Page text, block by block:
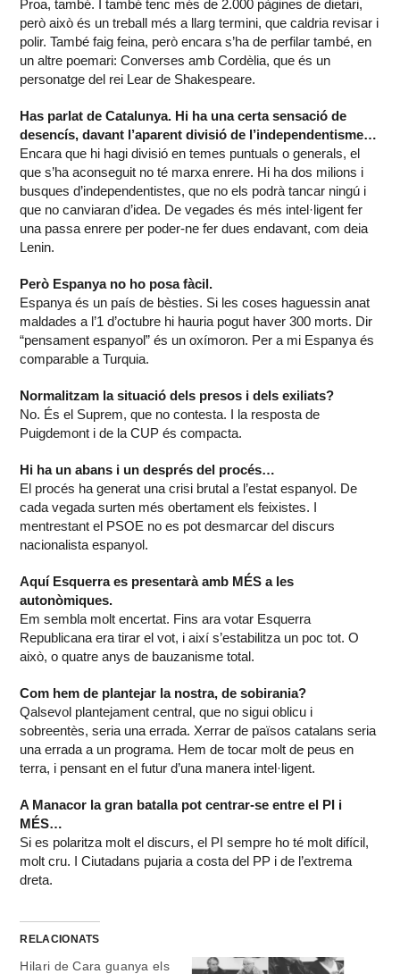
Proa, també. I també tenc més de 2.000 pàgines de dietari,
però això és un treball més a llarg termini, que caldria revisar i
polir. També faig feina, però encara s’ha de perfilar també, en
un altre poemari: Converses amb Cordèlia, que és un
personatge del rei Lear de Shakespeare.
Has parlat de Catalunya. Hi ha una certa sensació de
desencís, davant l’aparent divisió de l’independentisme…
Encara que hi hagi divisió en temes puntuals o generals, el
que s’ha aconseguit no té marxa enrere. Hi ha dos milions i
busques d’independentistes, que no els podrà tancar ningú i
que no canviaran d’idea. De vegades és més intel·ligent fer
una passa enrere per poder-ne fer dues endavant, com deia
Lenin.
Però Espanya no ho posa fàcil.
Espanya és un país de bèsties. Si les coses haguessin anat
maldades a l’1 d’octubre hi hauria pogut haver 300 morts. Dir
“pensament espanyol” és un oxímoron. Per a mi Espanya és
comparable a Turquia.
Normalitzam la situació dels presos i dels exiliats?
No. És el Suprem, que no contesta. I la resposta de
Puigdemont i de la CUP és compacta.
Hi ha un abans i un després del procés…
El procés ha generat una crisi brutal a l’estat espanyol. De
cada vegada surten més obertament els feixistes. I
mentrestant el PSOE no es pot desmarcar del discurs
nacionalista espanyol.
Aquí Esquerra es presentarà amb MÉS a les
autonòmiques.
Em sembla molt encertat. Fins ara votar Esquerra
Republicana era tirar el vot, i així s’estabilitza un poc tot. O
això, o quatre anys de bauzanisme total.
Com hem de plantejar la nostra, de sobirania?
Qalsevol plantejament central, que no sigui oblicu i
sobreentès, seria una errada. Xerrar de països catalans seria
una errada a un programa. Hem de tocar molt de peus en
terra, i pensant en el futur d’una manera intel·ligent.
A Manacor la gran batalla pot centrar-se entre el PI i
MÉS…
Si es polaritza molt el discurs, el PI sempre ho té molt difícil,
molt cru. I Ciutadans pujaria a costa del PP i de l’extrema
dreta.
RELACIONATS
Hilari de Cara guanya els